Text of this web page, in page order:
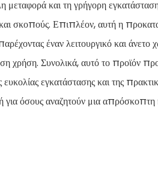
μεταφορά και τη γρήγορη
και σκοπούς. Επιπλέον, αυτή η
έναν λειτουργικό και άνετο
χρήση. Συνολικά, αυτό το προϊόν
εγκατάστασης και της
για όσους αναζητούν μια απρόσκοπτη